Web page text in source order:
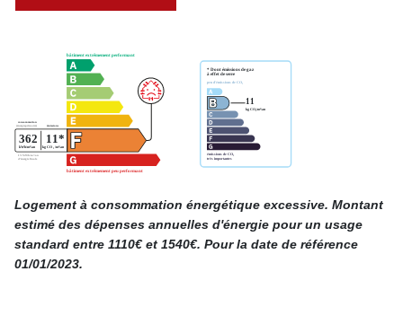
Logement à consommation énergétique excessive. Montant
estimé des dépenses annuelles d'énergie pour un usage
standard entre 1110€ et 1540€. Pour la date de référence
01/01/2023.